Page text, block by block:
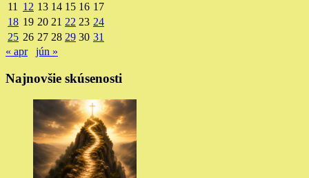
11 12 13 14 15 16 17
18 19 20 21 22 23 24
25 26 27 28 29 30 31
« apr
jún »
Najnovšie skúsenosti